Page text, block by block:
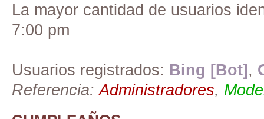
La mayor cantidad de usuarios
7:00 pm
Usuarios registrados: Bing [Bot] ,
Referencia:Administradores,